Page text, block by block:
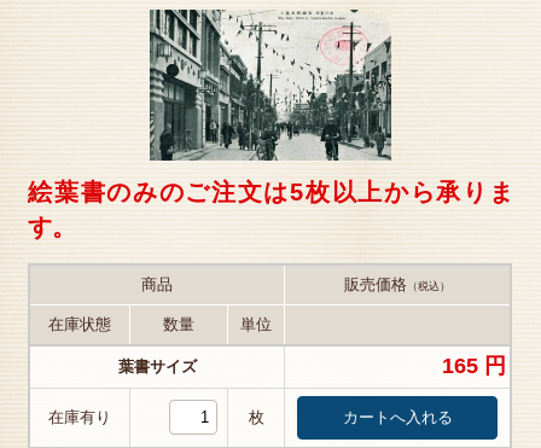
絵葉書のみのご注文は5枚以上から承りま
す。
商品 販売価格 （税込）
在庫状態 数量 単位
葉書サイズ 165 円
在庫有り 枚